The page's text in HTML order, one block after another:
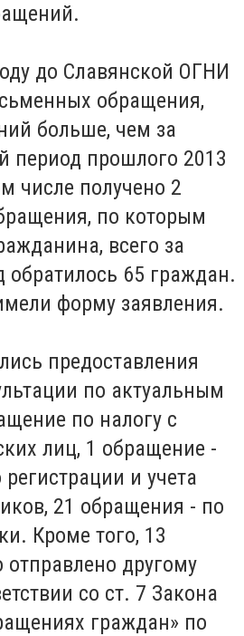
до Славянской ОГНИ
обращения,
больше, чем за
период прошлого 2013
числе получено 2
по которым
всего за
обратилось 65 граждан.
форму заявления.
предоставления
по актуальным
по налогу с
лиц, 1 обращение -
и учета
21 обращения - по
Кроме того, 13
другому
со ст. 7 Закона
граждан» по